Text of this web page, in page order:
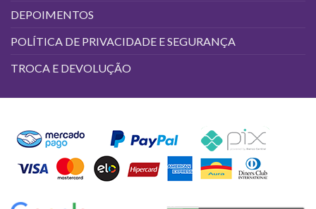
DEPOIMENTOS
POLÍTICA DE PRIVACIDADE E SEGURANÇA
TROCA E DEVOLUÇÃO